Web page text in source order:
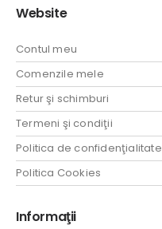
Website
Contul meu
Comenzile mele
Retur şi schimburi
Termeni şi condiţii
Politica de confidenţialitate
Politica Cookies
Informaţii